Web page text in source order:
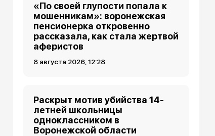
«По своей глупости попала к
мошенникам»: воронежская
пенсионерка откровенно
рассказала, как стала жертвой
аферистов
8 августа 2026, 12:28
Раскрыт мотив убийства 14-
летней школьницы
одноклассником в
Воронежской области